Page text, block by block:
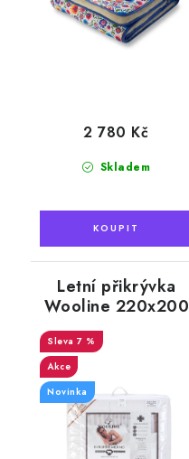
Skladem
2 780 Kč
Letní přikrývka
Wooline 220x200
cm, s výplní z ovčí
vlny
7 %
Akce
Novinka